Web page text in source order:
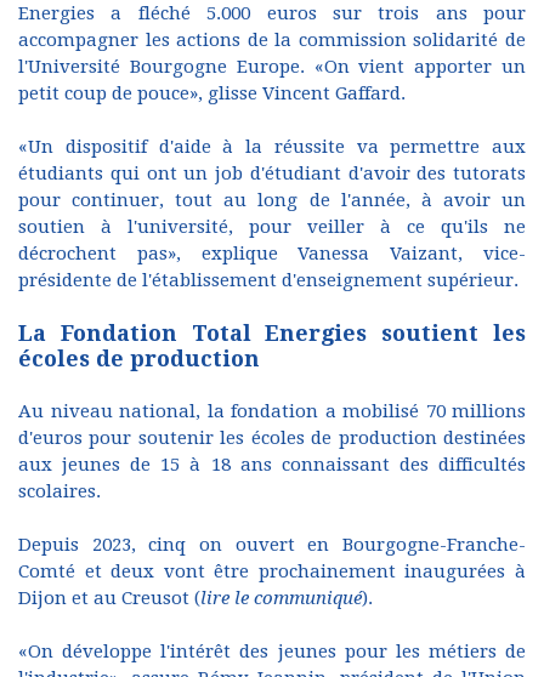
Energies a fléché 5.000 euros sur trois ans pour
accompagner les actions de la commission solidarité de
l'Université Bourgogne Europe. «On vient apporter un
petit coup de pouce», glisse Vincent Gaffard.
«Un dispositif d'aide à la réussite va permettre aux
étudiants qui ont un job d'étudiant d'avoir des tutorats
pour continuer, tout au long de l'année, à avoir un
soutien à l'université, pour veiller à ce qu'ils ne
décrochent pas», explique Vanessa Vaizant, vice-
présidente de l'établissement d'enseignement supérieur.
La Fondation Total Energies soutient les
écoles de production
Au niveau national, la fondation a mobilisé 70 millions
d'euros pour soutenir les écoles de production destinées
aux jeunes de 15 à 18 ans connaissant des difficultés
scolaires.
Depuis 2023, cinq on ouvert en Bourgogne-Franche-
Comté et deux vont être prochainement inaugurées à
Dijon et au Creusot (lire le communiqué).
«On développe l'intérêt des jeunes pour les métiers de